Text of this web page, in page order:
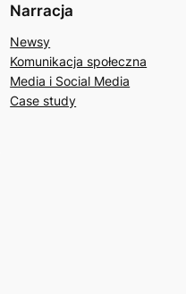
Narracja
Newsy
Komunikacja społeczna
Media i Social Media
Case study